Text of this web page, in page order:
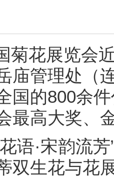
菊花展览会
庙管理处（
国的800余
最高大奖、
语·宋韵流
双生花与花